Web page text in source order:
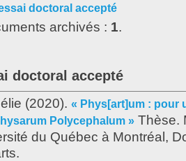
doctoral accepté
archivés : 1.
doctoral accepté
(2020). « Phys[art]um : pour
Polycephalum » Thèse.
du Québec à Montréal,